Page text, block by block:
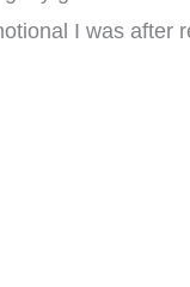
I was after